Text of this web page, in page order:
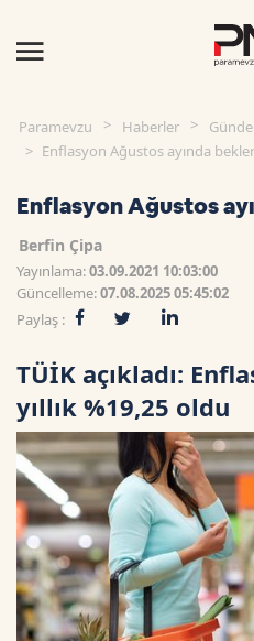
Paramevzu Haberler
Enflasyon Ağustos ayında
Enflasyon Ağustos
Berfin Çipa
Yayınlama:03.09.2021 10:03:00
Güncelleme:07.08.2025 05:45:02
Paylaş :
TÜİK açıkladı:
yıllık %19,25 oldu